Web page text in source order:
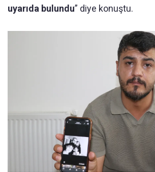
uyarıda bulundu” diye konuştu.